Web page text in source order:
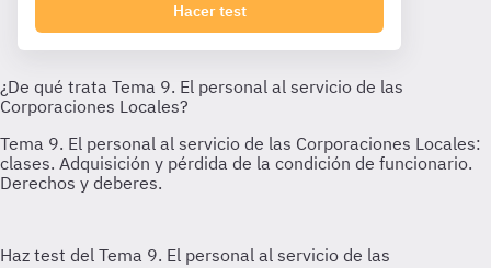
Hacer test